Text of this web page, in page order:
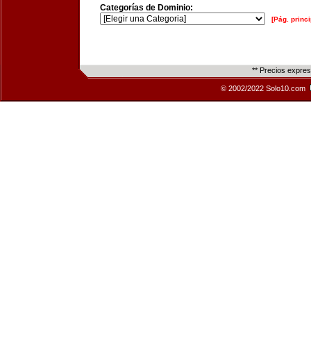
Categorías de Dominio:
[Pág.
** Precios
© 2002/2022 Solo10.com